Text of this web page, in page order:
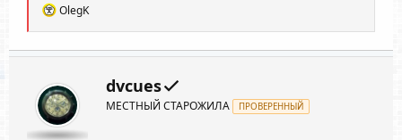
Р
а
к
и
и
:
OlegK
dvcues
МЕСТНЫЙ СТАРОЖИЛА ПРОВЕРЕННЫЙ